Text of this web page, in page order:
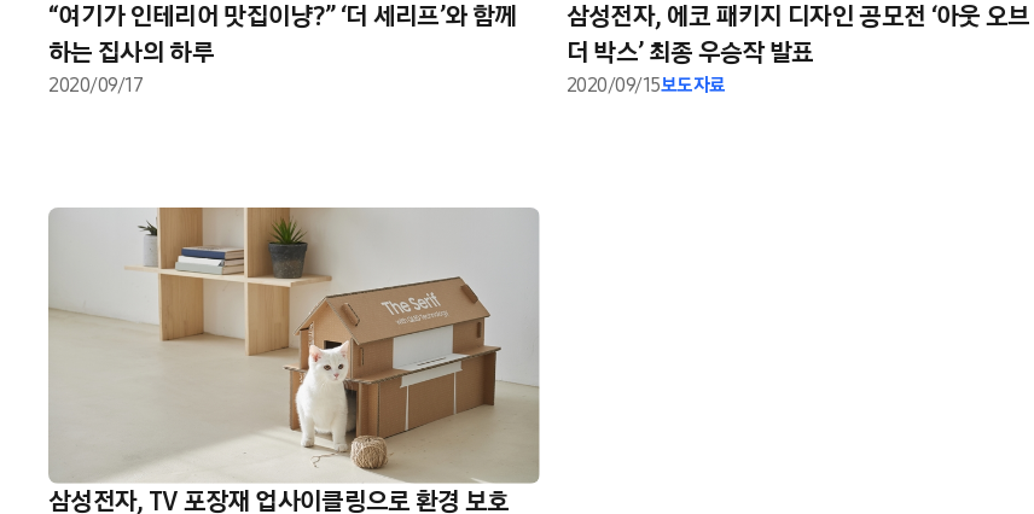
“여기가 인테리어 맛집이냥?” ‘더 세리프’와 함께
하는 집사의 하루
2020/09/17
삼성전자, 에코 패키지 디자인 공모전 ‘아웃 오브
더 박스’ 최종 우승작 발표
2020/09/15보도자료
삼성전자, TV 포장재 업사이클링으로 환경 보호